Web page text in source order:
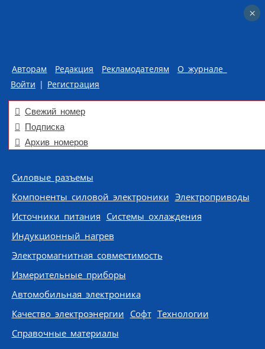
Авторам Редакция Рекламодателям
О журнале
Войти | Регистрация
Свежий номер
Подписка
Архив номеров
Skip to content
Силовые разъемы
Компоненты силовой электроники Электроприводы
Источники питания Системы охлаждения
Индукционный нагрев
Электромагнитная совместимость
Измерительные приборы
Автомобильная электроника
Качество электроэнергии Софт Технологии
Справочные материалы
×
×